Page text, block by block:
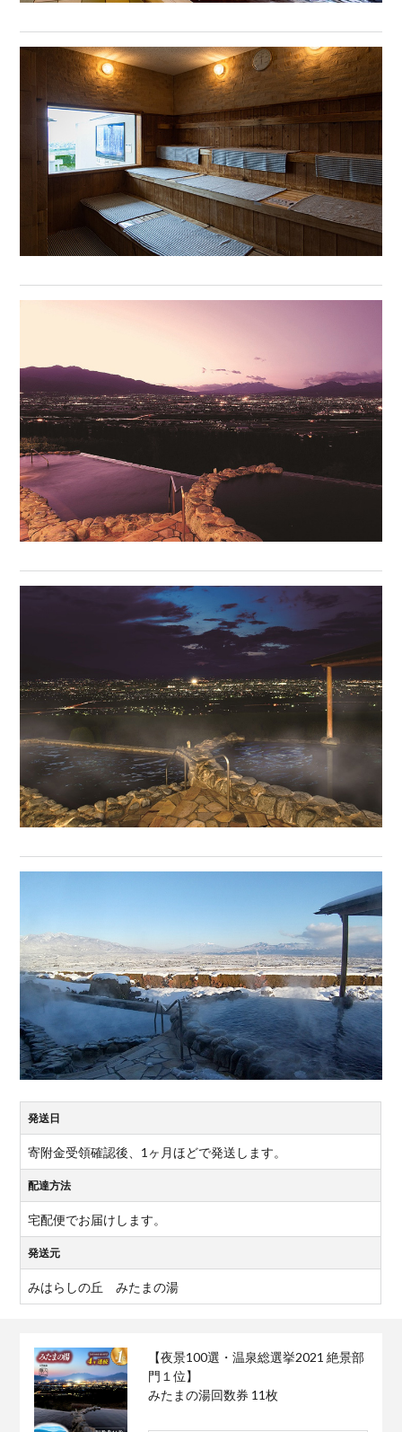
発送日
寄附金受領確認後、1ヶ月ほどで発送します。
配達方法
宅配便でお届けします。
発送元
みはらしの丘 みたまの湯
【夜景100選・温泉総選挙2021 絶景部
門１位】
みたまの湯回数券 11枚